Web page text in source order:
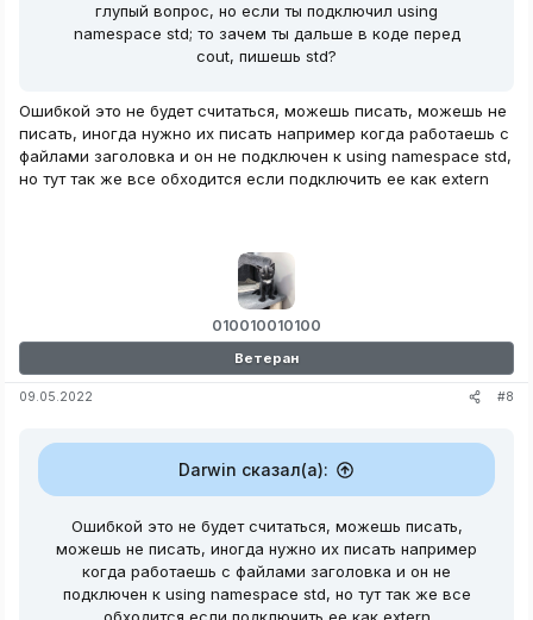
Подключаем что нам нужно:
C++:
include <iostream>
include <string>
include <stdio.h>
using namespace std;
Создаём переменные
C++:
//здесь адрес из Cheat Engine, обратите внимание я поставил
глупый вопрос, но если ты подключил using
namespace std; то зачем ты дальше в коде перед
cout, пишешь std?
Ошибкой это не будет считаться, можешь писать, можешь не
писать, иногда нужно их писать например когда работаешь с
файлами заголовка и он не подключен к using namespace std,
но тут так же все обходится если подключить ее как extern
010010010100
Ветеран
09.05.2022 #8
Darwin сказал(а):
Ошибкой это не будет считаться, можешь писать,
можешь не писать, иногда нужно их писать например
когда работаешь с файлами заголовка и он не
подключен к using namespace std, но тут так же все